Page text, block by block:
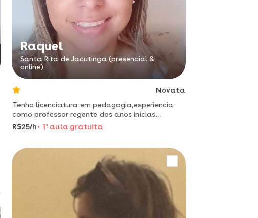
Raquel
Santa Rita de Jacutinga (presencial &
online)
Novata
Tenho licenciatura em pedagogia,esperiencia
como professor regente dos anos inicias
fundamental ao ensino médio.
R$25/h 1 aaula gratuita